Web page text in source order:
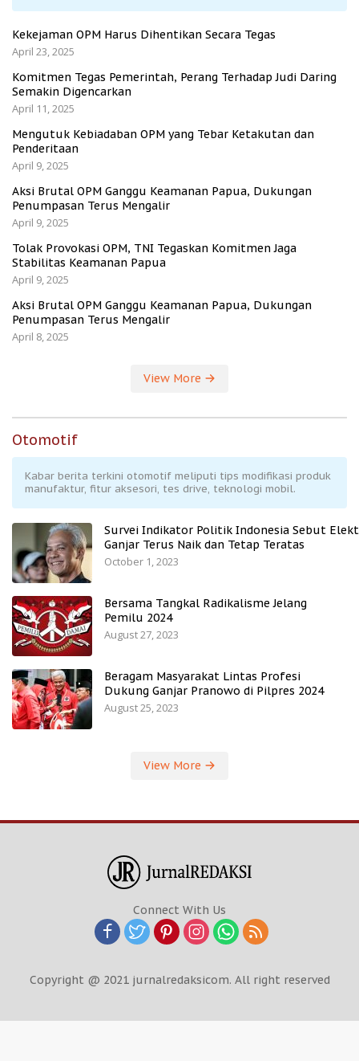
Kekejaman OPM Harus Dihentikan Secara Tegas
April 23, 2025
Komitmen Tegas Pemerintah, Perang Terhadap Judi Daring
Semakin Digencarkan
April 11, 2025
Mengutuk Kebiadaban OPM yang Tebar Ketakutan dan
Penderitaan
April 9, 2025
Aksi Brutal OPM Ganggu Keamanan Papua, Dukungan
Penumpasan Terus Mengalir
April 9, 2025
Tolak Provokasi OPM, TNI Tegaskan Komitmen Jaga
Stabilitas Keamanan Papua
April 9, 2025
Aksi Brutal OPM Ganggu Keamanan Papua, Dukungan
Penumpasan Terus Mengalir
April 8, 2025
View More
Otomotif
Kabar berita terkini otomotif meliputi tips modifikasi produk
manufaktur, fitur aksesori, tes drive, teknologi mobil.
Survei Indikator Politik Indonesia Sebut
Ganjar Terus Naik dan Tetap Teratas
October 1, 2023
Bersama Tangkal Radikalisme Jelang
Pemilu 2024
August 27, 2023
Beragam Masyarakat Lintas Profesi
Dukung Ganjar Pranowo di Pilpres 2024
August 25, 2023
View More
Connect With Us
Copyright @ 2021 jurnalredaksicom. All right reserved